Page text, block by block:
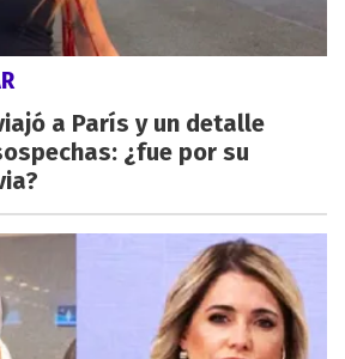
a París y un detalle
¿fue por su